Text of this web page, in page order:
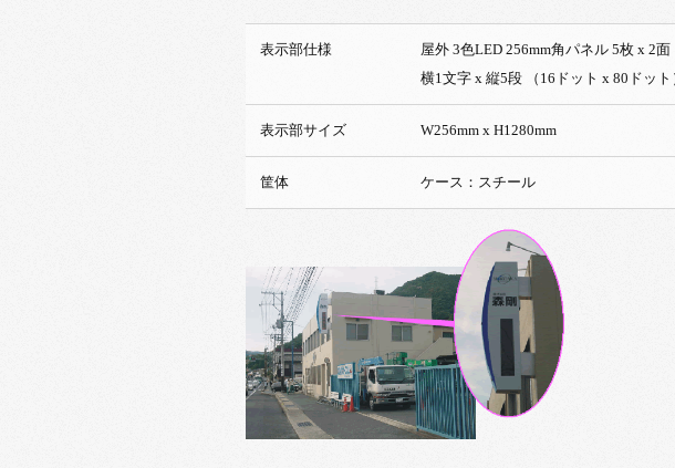
表示部仕様
屋外 3色LED 256mm角パネル 5枚 x 2面
横1文字 x 縦5段
表示部サイズ W256mm x H1280mm
筐体 ケース：スチール